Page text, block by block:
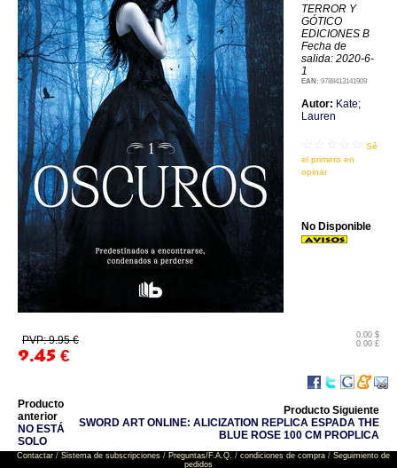
TERROR Y
GÓTICO
EDICIONES B
Fecha de
salida: 2020-6-
1
EAN: 9788413141909
Autor: Kate;
Lauren
Sé
el primero en
opinar
PVP: 9.95 €
9.45 €
0.00 $
0.00 £
No Disponible
Producto
anterior
NO ESTÁ
SOLO
Producto Siguiente
SWORD ART ONLINE: ALICIZATION REPLICA ESPADA THE
BLUE ROSE 100 CM PROPLICA
Contactar/ Sistema de subscripciones/ Preguntas/F.A.Q. / condiciones de compra/ Seguimiento de
pedidos